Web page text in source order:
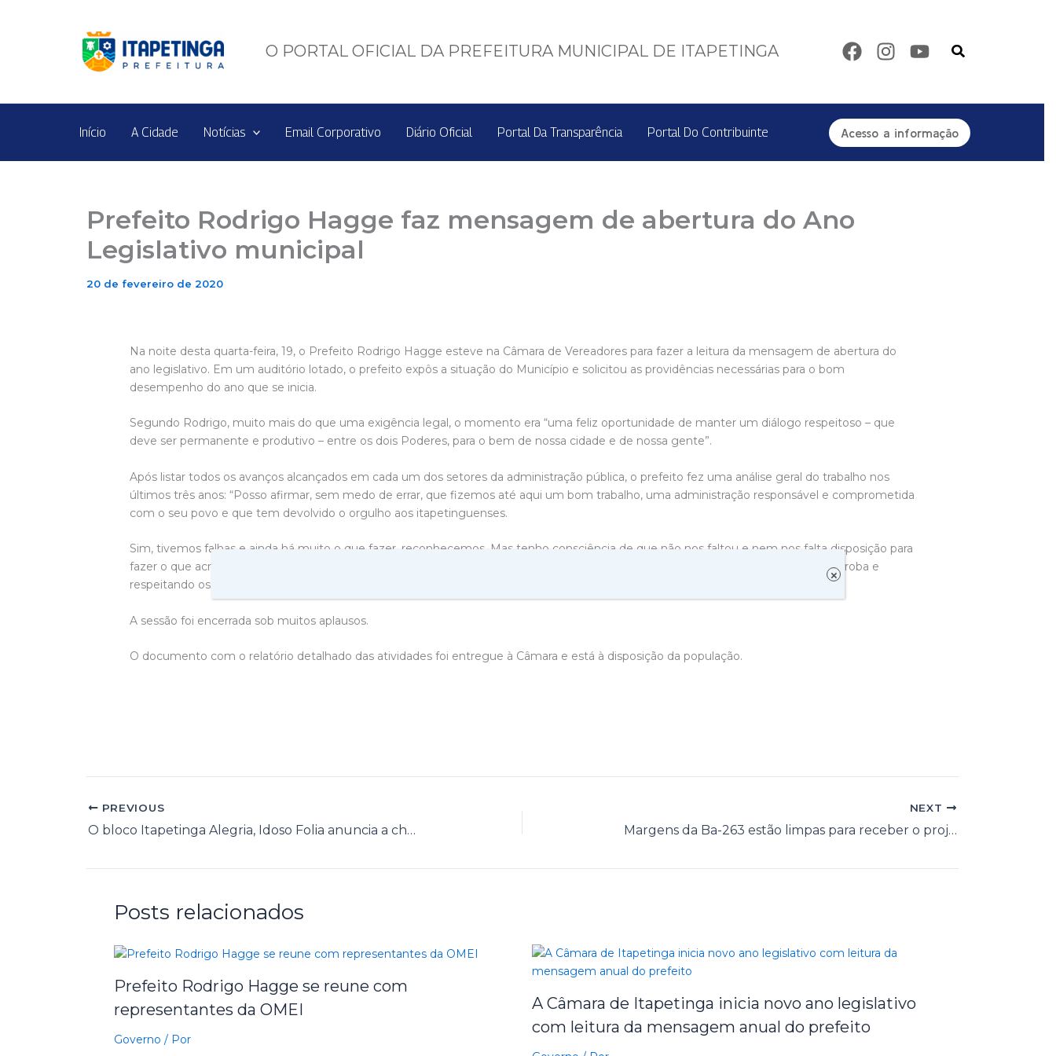
O PORTAL OFICIAL DA PREFEITURA MUNICIPAL DE ITAPETINGA Pesquisar
Início A Cidade Notícias Email Corporativo Diário Oficial Portal Da Transparência Portal Do Contribuinte Acesso a informação
Prefeito Rodrigo Hagge faz mensagem de abertura do Ano
Legislativo municipal
20 de fevereiro de 2020
Na noite desta quarta-feira, 19, o Prefeito Rodrigo Hagge esteve na Câmara de Vereadores para fazer a leitura da mensagem de abertura do
ano legislativo. Em um auditório lotado, o prefeito expôs a situação do Município e solicitou as providências necessárias para o bom
desempenho do ano que se inicia.
Segundo Rodrigo, muito mais do que uma exigência legal, o momento era “uma feliz oportunidade de manter um diálogo respeitoso – que
deve ser permanente e produtivo – entre os dois Poderes, para o bem de nossa cidade e de nossa gente”.
Após listar todos os avanços alcançados em cada um dos setores da administração pública, o prefeito fez uma análise geral do trabalho nos
últimos três anos: “Posso afirmar, sem medo de errar, que fizemos até aqui um bom trabalho, uma administração responsável e comprometida
com o seu povo e que tem devolvido o orgulho aos itapetinguenses.
Sim, tivemos falhas e ainda há muito o que fazer, reconhecemos. Mas tenho consciência de que não nos faltou e nem nos falta disposição para
fazer o que acreditamos que deva ser feito, competência para fazê-lo bem feito e, principalmente, seriedade para fazer de forma proba e
respeitando os princípios da legalidade, impessoalidade, moralidade, publicidade e eficiência”, encerrou Rodrigo.
A sessão foi encerrada sob muitos aplausos.
O documento com o relatório detalhado das atividades foi entregue à Câmara e está à disposição da população.
PREVIOUS
O bloco Itapetinga Alegria, Idoso Folia anuncia a chegada do carnaval
NEXT
Margens da Ba-263 estão limpas para receber o projeto Paz na Estrada
Posts relacionados
Prefeito Rodrigo Hagge se reune com
representantes da OMEI
Governo / Por
A Câmara de Itapetinga inicia novo ano legislativo
com leitura da mensagem anual do prefeito
×